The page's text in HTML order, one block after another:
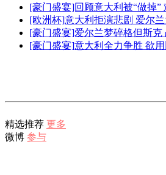
[豪门盛宴]回顾意大利被“做掉”
[欧洲杯]意大利拒演悲剧 爱尔
[豪门盛宴]爱尔兰梦碎格但斯克
[豪门盛宴]意大利全力争胜 欲
精选推荐 更多
微博 参与